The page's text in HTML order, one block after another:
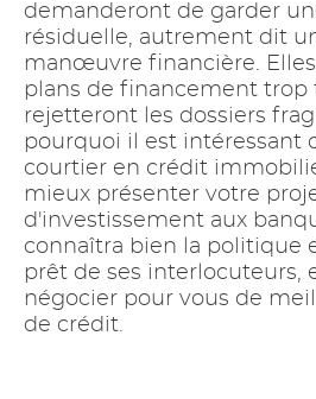
demanderont de garder
résiduelle, autrement dit
manœuvre financière.
plans de financement trop
rejetteront les dossiers
pourquoi il est intéressant
courtier en crédit
mieux présenter votre
d'investissement aux
connaîtra bien la politique
prêt de ses interlocuteurs,
négocier pour vous de
de crédit.